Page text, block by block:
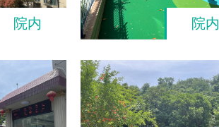
院内 院内